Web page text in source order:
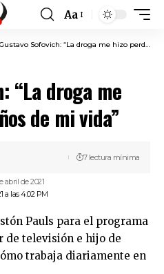
Font
Resizer
Aa
Gustavo Sofovich: “La droga me hizo perder 30 años de mi vida”
“La droga me
de mi vida”
a las 4:02 PM
abril de 2021
7 lectura mínima
Pauls para el programa
de televisión e hijo de
trabaja diariamente en